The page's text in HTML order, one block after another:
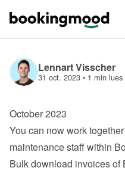
Lennart Visscher
31 oct. 2023 • 1 min lues
October 2023
You can now work
maintenance staff within
Bulk download invoices of